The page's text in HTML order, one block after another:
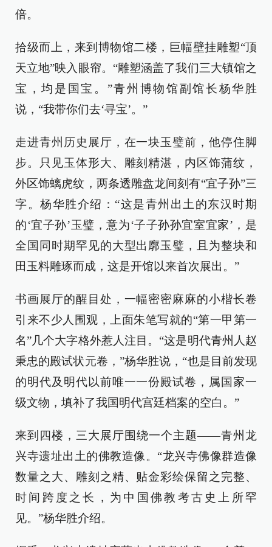
倍。
拾级而上，来到博物馆二楼，巨幅壁挂雕塑“顶
天立地”映入眼帘。“雕塑涵盖了我们三大镇馆之
宝，均是国宝。”青州博物馆副馆长杨华胜
说，“我带你们去‘寻宝’。”
走进青州历史展厅，在一块玉璧前，他停住脚
步。只见玉体形大、雕刻精湛，内区饰蒲纹，
外区饰螭虎纹，两条透雕盘龙间刻有“宜子孙”三
字。杨华胜介绍：“这是青州出土的东汉时期
的‘宜子孙’玉璧，意为‘子子孙孙宜室宜家’，是
全国同时期罕见的大型出廓玉璧，且为整块和
田玉料雕琢而成，这是开馆以来首次展出。”
书画展厅的醒目处，一幅密密麻麻的小楷长卷
引来不少人围观，上面朱笔写就的“第一甲第一
名”几个大字格外惹人注目。“这是明代青州人赵
秉忠的殿试状元卷，”杨华胜说，“也是目前发现
的明代及明代以前唯一一份殿试卷，属国家一
级文物，填补了我国明代宫廷档案的空白。”
来到四楼，三大展厅围绕一个主题——青州龙
兴寺遗址出土的佛教造像。“龙兴寺佛像群造像
数量之大、雕刻之精、贴金彩绘保留之完整、
时间跨度之长，为中国佛教考古史上所罕
见。”杨华胜介绍。